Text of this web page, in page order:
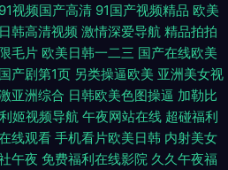
人视频 国产高清网址91 香蕉污黄在线观
频 高清av在线看 亚洲成人热AV草莓 久久
成人黄页 97久久在线 日本理论电影院 97
区二区三区孕妇 51看福利视频 国产免费碰
91视频国产高清 91国产视频精品 欧美
韩高清视频 激情深爱导航 精品拍拍
毛片 欧美日韩一二三 国产在线欧美
产剧第1页 另类操逼欧美 亚洲美女视
亚洲综合 日韩欧美色图操逼 加勒比
姬视频导航 午夜网站在线 超碰福利
线观看 手机看片欧美日韩 内射美女
午夜 免费福利在线影院 久久午夜福